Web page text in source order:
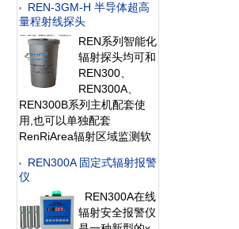
废物的卫生防护管理》等相
关法规与标准的要求，考虑
人为操作失误及放射性废液
错误排放后可能引发的严重
环境危
REN-3GM-H 半导体超高
量程射线探头
REN系列智能化
辐射探头均可和
REN300、
REN300A、
REN300B系列主机配套使
用,也可以单独配套
RenRiArea辐射区域监测软
RS485/RS232的通讯能力。
所有探头均可单独外接报警
灯，在超阈值的情况下就地
给出声光报警。 1、测量射
REN300A 固定式辐射报警
仪
REN300A在线
辐射安全报警仪